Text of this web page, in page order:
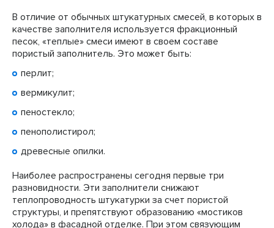
В отличие от обычных штукатурных смесей, в которых в
качестве заполнителя используется фракционный
песок, «теплые» смеси имеют в своем составе
пористый заполнитель. Это может быть:
перлит;
вермикулит;
пеностекло;
пенополистирол;
древесные опилки.
Наиболее распространены сегодня первые три
разновидности. Эти заполнители снижают
теплопроводность штукатурки за счет пористой
структуры, и препятствуют образованию «мостиков
холода» в фасадной отделке. При этом связующим